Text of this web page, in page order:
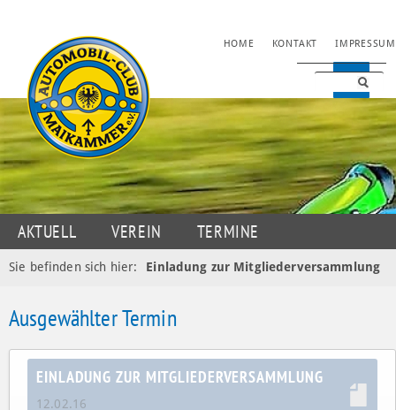
NAVIGATION
HOME KONTAKT IMPRESSUM
NAVIGATION
ÜBERSPRINGEN
AKTUELL VEREIN
TERMINE
JUGENDSPORT
MOTORSPORT
OLDTIMER
Sie befinden sich hier: Einladung zur Mitgliederversammlung
Ausgewählter Termin
EINLADUNG ZUR MITGLIEDERVERSAMMLUNG
12.02.16